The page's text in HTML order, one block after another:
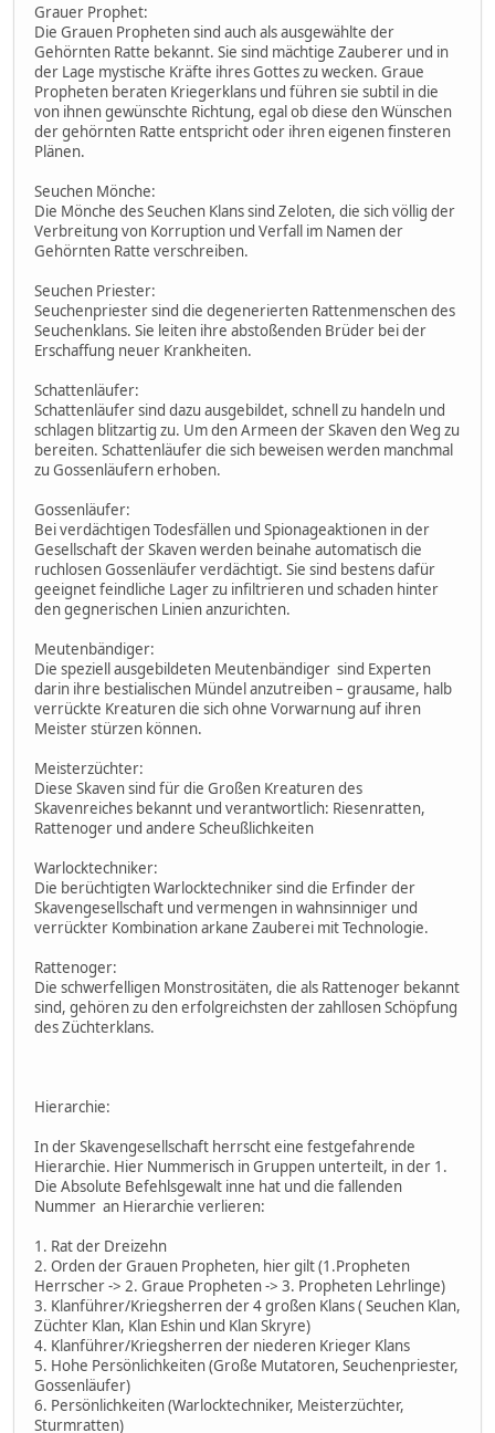
Grauer Prophet:
Die Grauen Propheten sind auch als ausgewählte der
Gehörnten Ratte bekannt. Sie sind mächtige Zauberer und in
der Lage mystische Kräfte ihres Gottes zu wecken. Graue
Propheten beraten Kriegerklans und führen sie subtil in die
von ihnen gewünschte Richtung, egal ob diese den Wünschen
der gehörnten Ratte entspricht oder ihren eigenen finsteren
Plänen.
Seuchen Mönche:
Die Mönche des Seuchen Klans sind Zeloten, die sich völlig der
Verbreitung von Korruption und Verfall im Namen der
Gehörnten Ratte verschreiben.
Seuchen Priester:
Seuchenpriester sind die degenerierten Rattenmenschen des
Seuchenklans. Sie leiten ihre abstoßenden Brüder bei der
Erschaffung neuer Krankheiten.
Schattenläufer:
Schattenläufer sind dazu ausgebildet, schnell zu handeln und
schlagen blitzartig zu. Um den Armeen der Skaven den Weg zu
bereiten. Schattenläufer die sich beweisen werden manchmal
zu Gossenläufern erhoben.
Gossenläufer:
Bei verdächtigen Todesfällen und Spionageaktionen in der
Gesellschaft der Skaven werden beinahe automatisch die
ruchlosen Gossenläufer verdächtigt. Sie sind bestens dafür
geeignet feindliche Lager zu infiltrieren und schaden hinter
den gegnerischen Linien anzurichten.
Meutenbändiger:
Die speziell ausgebildeten Meutenbändiger sind Experten
darin ihre bestialischen Mündel anzutreiben – grausame, halb
verrückte Kreaturen die sich ohne Vorwarnung auf ihren
Meister stürzen können.
Meisterzüchter:
Diese Skaven sind für die Großen Kreaturen des
Skavenreiches bekannt und verantwortlich: Riesenratten,
Rattenoger und andere Scheußlichkeiten
Warlocktechniker:
Die berüchtigten Warlocktechniker sind die Erfinder der
Skavengesellschaft und vermengen in wahnsinniger und
verrückter Kombination arkane Zauberei mit Technologie.
Rattenoger:
Die schwerfelligen Monstrositäten, die als Rattenoger bekannt
sind, gehören zu den erfolgreichsten der zahllosen Schöpfung
des Züchterklans.
Hierarchie:
In der Skavengesellschaft herrscht eine festgefahrende
Hierarchie. Hier Nummerisch in Gruppen unterteilt, in der 1.
Die Absolute Befehlsgewalt inne hat und die fallenden
Nummer an Hierarchie verlieren:
1. Rat der Dreizehn
2. Orden der Grauen Propheten, hier gilt (1.Propheten
Herrscher -> 2. Graue Propheten -> 3. Propheten Lehrlinge)
3. Klanführer/Kriegsherren der 4 großen Klans ( Seuchen Klan,
Züchter Klan, Klan Eshin und Klan Skryre)
4. Klanführer/Kriegsherren der niederen Krieger Klans
5. Hohe Persönlichkeiten (Große Mutatoren, Seuchenpriester,
Gossenläufer)
6. Persönlichkeiten (Warlocktechniker, Meisterzüchter,
Sturmratten)